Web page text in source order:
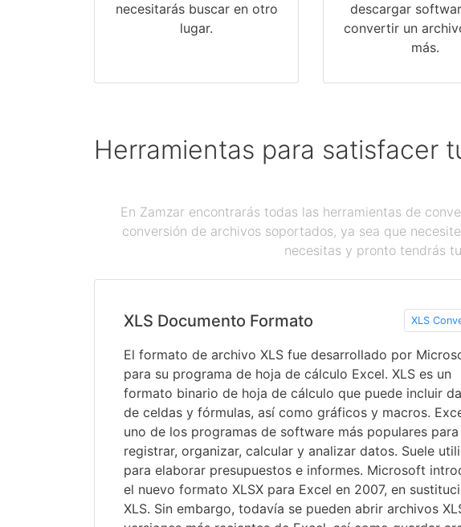
necesitarás buscar en otro
lugar.
descargar
convertir un
más.
Herramientas para satisfacer
En Zamzar encontrarás todas las herramientas de
conversión de archivos soportados, ya sea que
necesitas y pronto tendrás
XLS Documento Formato XLS
El formato de archivo XLS fue desarrollado por
para su programa de hoja de cálculo Excel. XLS es un
formato binario de hoja de cálculo que puede incluir
de celdas y fórmulas, así como gráficos y macros.
uno de los programas de software más populares para
registrar, organizar, calcular y analizar datos. Suele
para elaborar presupuestos e informes. Microsoft
el nuevo formato XLSX para Excel en 2007, en
XLS. Sin embargo, todavía se pueden abrir archivos